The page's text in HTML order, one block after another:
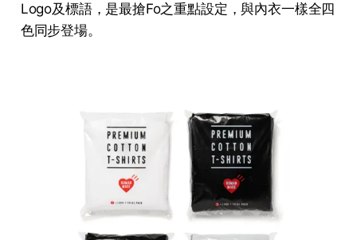
Logo及標語，是最搶Fo之重點設定，與內衣一樣全四
色同步登場。